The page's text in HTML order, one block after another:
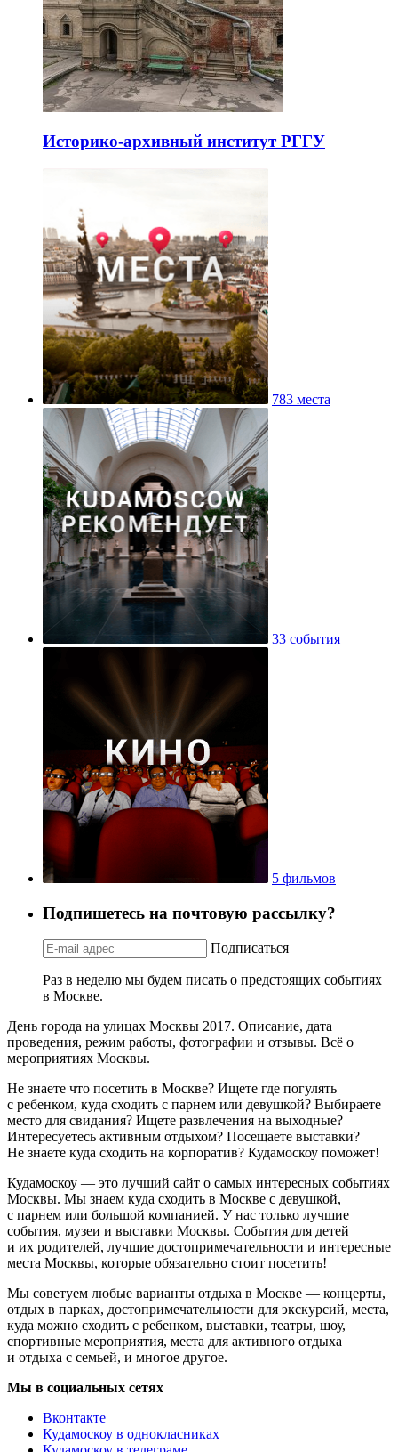
Историко-архивный институт РГГУ
783 места
33 события
5 фильмов
Подпишетесь на почтовую рассылку?
Подписаться
Раз в неделю мы будем писать о предстоящих событиях
в Москве.
День города на улицах Москвы 2017. Описание, дата
проведения, режим работы, фотографии и отзывы. Всё о
мероприятиях Москвы.
Не знаете что посетить в Москве? Ищете где погулять
с ребенком, куда сходить с парнем или девушкой? Выбираете
место для свидания? Ищете развлечения на выходные?
Интересуетесь активным отдыхом? Посещаете выставки?
Не знаете куда сходить на корпоратив? Кудамоскоу поможет!
Кудамоскоу — это лучший сайт о самых интересных событиях
Москвы. Мы знаем куда сходить в Москве с девушкой,
с парнем или большой компанией. У нас только лучшие
события, музеи и выставки Москвы. События для детей
и их родителей, лучшие достопримечательности и интересные
места Москвы, которые обязательно стоит посетить!
Мы советуем любые варианты отдыха в Москве — концерты,
отдых в парках, достопримечательности для экскурсий, места,
куда можно сходить с ребенком, выставки, театры, шоу,
спортивные мероприятия, места для активного отдыха
и отдыха с семьей, и многое другое.
Мы в социальных сетях
Вконтакте
Кудамоскоу в однокласниках